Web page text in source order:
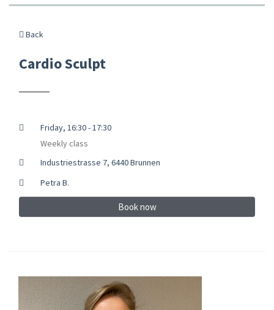
Back
Cardio Sculpt
Friday, 16:30 - 17:30
Weekly class
Industriestrasse 7, 6440 Brunnen
Petra B.
Book now